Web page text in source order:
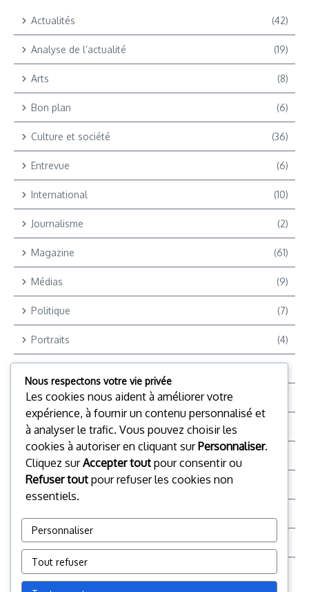
Actualités (42)
Analyse de l’actualité (19)
Arts (8)
Bon plan (6)
Culture et société (36)
Entrevue (6)
International (10)
Journalisme (2)
Magazine (61)
Médias (9)
Politique (7)
Portraits (4)
(9)
Reportages Vidéo
Reporter +
Sports
TP (59)
Nous respectons votre vie privée
Les cookies nous aident à améliorer votre
expérience, à fournir un contenu personnalisé et
à analyser le trafic. Vous pouvez choisir les
cookies à autoriser en cliquant surPersonnaliser.
Cliquez surAccepter tout pour consentir ou
Refuser tout pour refuser les cookies non
essentiels.
Personnaliser
Tout refuser